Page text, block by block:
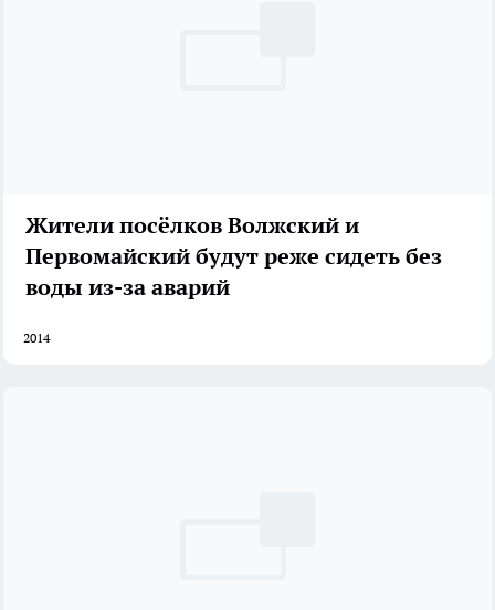
Жители посёлков Волжский и
Первомайский будут реже сидеть без
воды из-за аварий
2014